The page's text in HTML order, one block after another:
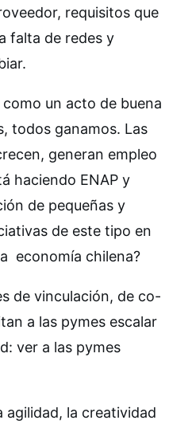
requisitos que
falta de redes y
un acto de buena
todos ganamos. Las
generan empleo
haciendo ENAP y
de pequeñas y
de este tipo en
economía chilena?
de vinculación, de co-
a las pymes escalar
ver a las pymes
agilidad, la creatividad